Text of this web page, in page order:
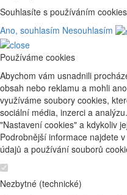
Souhlasíte s používáním
Ano, souhlasím Nesouhlasím
Používáme cookies
Abychom vám usnadnili
obsah nebo reklamu a mohli
využíváme soubory cookies,
sociální média, inzerci a
"Nastavení cookies" a kdykoliv
Podrobnější informace najdete
údajů a používání souborů
Nezbytné (technické)